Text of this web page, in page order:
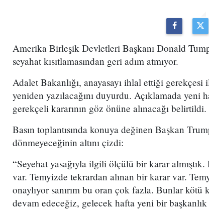
Amerika Birleşik Devletleri Başkanı Donald
seyahat kısıtlamasından geri adım atmıyor.
Adalet Bakanlığı, anayasayı ihlal ettiği
yeniden yazılacağını duyurdu. Açıklamada yeni
gerekçeli kararının göz önüne alınacağı belirtildi.
Basın toplantısında konuya değinen Başkan
dönmeyeceğinin altını çizdi:
“Seyehat yasağıyla ilgili ölçülü bir karar
var. Temyizde tekrardan alınan bir karar var.
onaylıyor sanırım bu oran çok fazla. Bunlar
devam edeceğiz, gelecek hafta yeni bir başkanlık